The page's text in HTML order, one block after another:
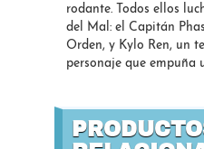
rodante. Todos ellos
del Mal: el Capitán
Orden, y Kylo Ren, un
personaje que empuña